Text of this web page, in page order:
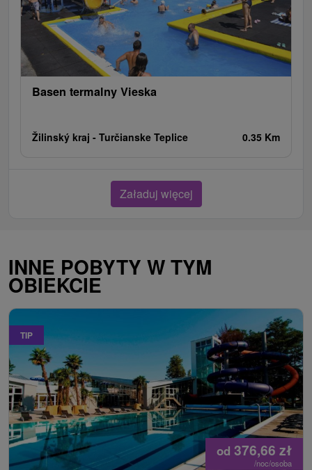
Basen termalny Vieska
Žilinský kraj - Turčianske Teplice 0.35 Km
Załaduj więcej
INNE POBYTY W TYM
OBIEKCIE
TIP
od 376,66 zł
/noc/osoba